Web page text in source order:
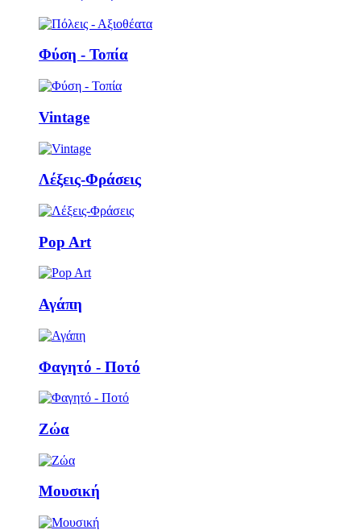
Φύση - Τοπία
Vintage
Λέξεις-Φράσεις
Pop Art
Αγάπη
Φαγητό - Ποτό
Ζώα
Μουσική